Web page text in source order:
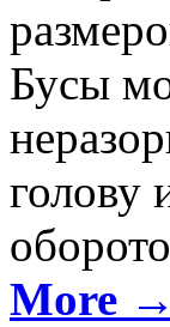
Бусы
голову
More →